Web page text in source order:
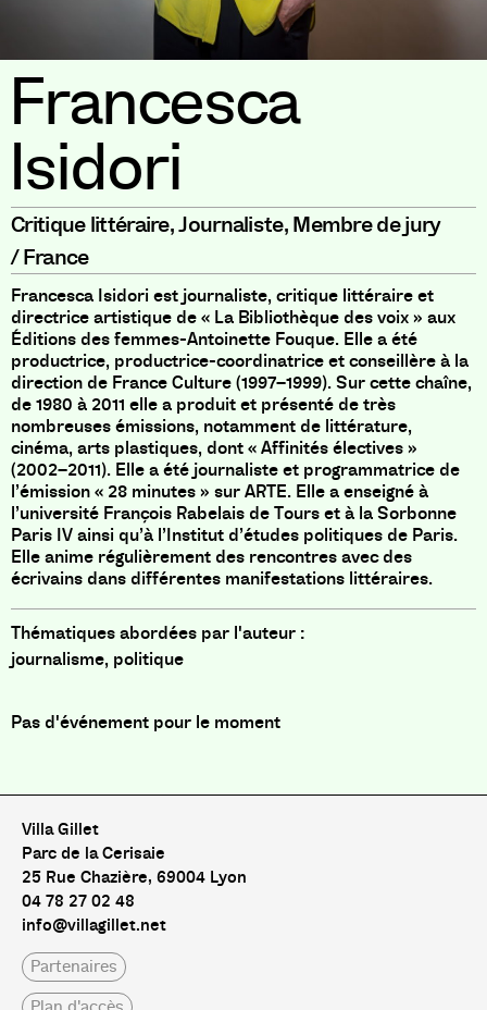
Francesca
Isidori
Critique littéraire,Journaliste,Membre de jury
/France
Francesca Isidoriest journaliste, critique littéraire et
directrice artistique de « La Bibliothèque des voix » aux
Éditions des femmes-Antoinette Fouque. Elle a été
productrice, productrice-coordinatrice et conseillère à la
direction de France Culture (1997–1999). Sur cette chaîne,
de 1980 à 2011 elle a produit et présenté de très
nombreuses émissions, notamment de littérature,
cinéma, arts plastiques, dont « Affinités électives »
(2002–2011). Elle a été journaliste et programmatrice de
l’émission « 28 minutes » sur ARTE. Elle a enseigné à
l’université François Rabelais de Tours et à la Sorbonne
Paris IV ainsi qu’à l’Institut d’études politiques de Paris.
Elle anime régulièrement des rencontres avec des
écrivains dans différentes manifestations littéraires.
Thématiques abordées par l'auteur :
journalisme, politique
Pas d'événement pour le moment
Villa Gillet
Parc de la Cerisaie
25 Rue Chazière, 69004 Lyon
04 78 27 02 48
info@villagillet.net
Partenaires